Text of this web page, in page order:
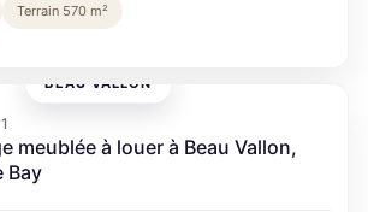
Terrain 570 m²
BEAU VALLON
meublée à louer à Beau Vallon,
Bay